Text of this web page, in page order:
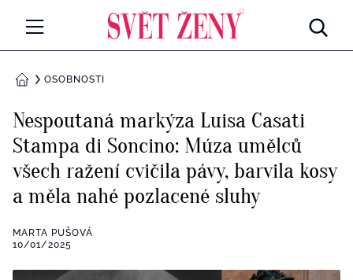
Všechny kategorie
Rozhovory
RETROHUBKY
PSYCHOLOGIE
Seberozvoj
ZDRAVÍ
ZÁBAVA
DOMŮOSOBNOSTI
Nespoutaná markýza Luisa Casati
Stampa di Soncino: Múza umělců
všech ražení cvičila pávy, barvila kosy
a měla nahé pozlacené sluhy
MARTA PUŠOVÁ
10/01/2025